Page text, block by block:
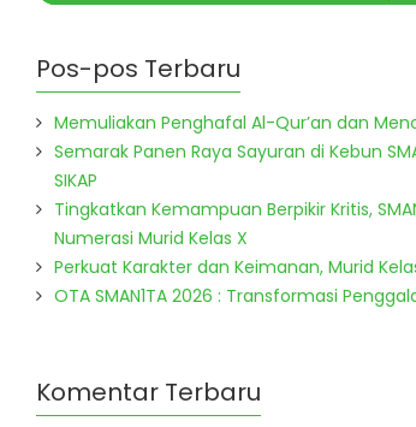
Pos-pos Terbaru
Memuliakan Penghafal Al-Qur’an dan
Semarak Panen Raya Sayuran di Kebun
SIKAP
Tingkatkan Kemampuan Berpikir Kritis,
Numerasi Murid Kelas X
Perkuat Karakter dan Keimanan, Murid
OTA SMAN1TA 2026 : Transformasi
Komentar Terbaru